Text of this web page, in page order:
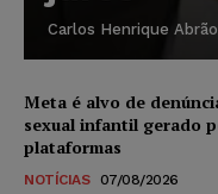
Carlos Henrique Abrão
Meta é alvo de
sexual infantil gerado
plataformas
NOTÍCIAS 07/08/2026